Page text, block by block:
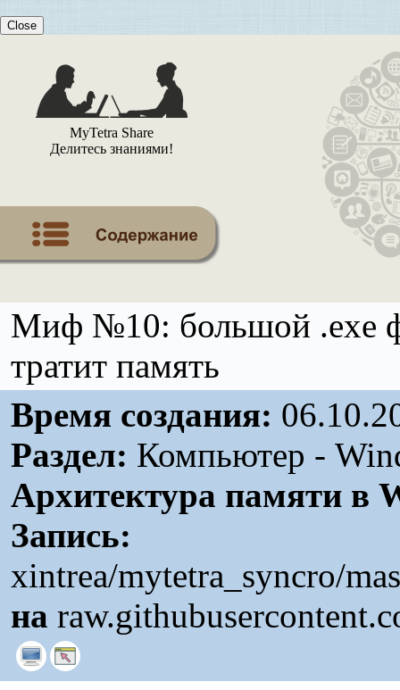
Close
MyTetra Share
Делитесь знаниями!
Миф №10: большой .exe
тратит память
Время создания:
Раздел: Компьютер -
Архитектура памяти в
Запись:
xintrea/mytetra_syncro/
на